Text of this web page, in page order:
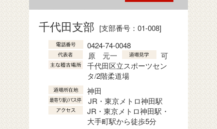
千代田支部 [支部番号：01-008]
0424-74-0048
原 元一
可
千代田区立スポーツセン
タ/2階柔道場
神田
JR・東京メトロ神田駅
JR・東京メトロ神田駅・
大手町駅から徒歩5分